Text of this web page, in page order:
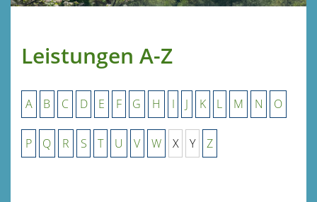
Leistungen A-Z
A B C D E F G H I J K L M N O
P Q R S T U V W X Y Z